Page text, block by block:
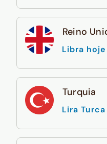
Reino
Libra hoje
Turquia
Lira